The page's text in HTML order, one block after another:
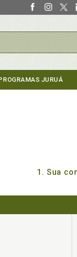
JURUÁ
1. Sua